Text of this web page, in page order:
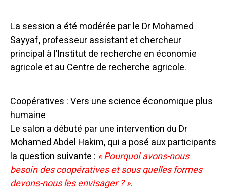
La session a été modérée par le Dr Mohamed
Sayyaf, professeur assistant et chercheur
principal à l’Institut de recherche en économie
agricole et au Centre de recherche agricole.
Coopératives : Vers une science économique plus
humaine
Le salon a débuté par une intervention du Dr
Mohamed Abdel Hakim, qui a posé aux participants
la question suivante : « Pourquoi avons-nous
besoin des coopératives et sous quelles formes
devons-nous les envisager ? ».